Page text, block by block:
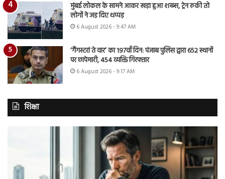
मुंबई लोकल के सामने आकर खड़ा हुआ शख्स, ट्रेन रुकी तो
लोगों ने जड़ दिए थप्पड़
6 August 2026 - 9:47 AM
‘गैंगस्टरां ते वार’ का 197वाँ दिन: पंजाब पुलिस द्वारा 652 स्थानों
पर छापेमारी, 454 व्यक्ति गिरफ्तार
6 August 2026 - 9:17 AM
शिक्षा